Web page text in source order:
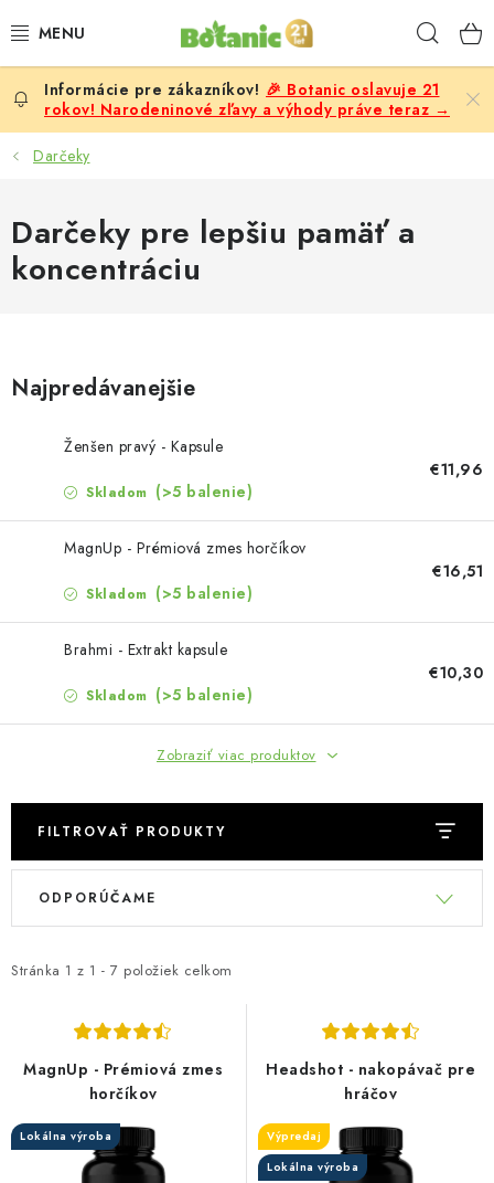
na
PREMIUM
DOPLNKY STRAVY
POTRAVINY A NÁPOJE
ZLOŽKY
OSTATNÉ
Prečo Botanic?
Kontakty
🎉 Botanic oslavuje 21
rokov! Narodeninové zľavy a výhody práve teraz →
Darčeky
Darčeky pre lepšiu pamäť a
koncentráciu
Najpredávanejšie
Ženšen pravý - Kapsule
Skladom (>5 balenie)
€11,96
MagnUp - Prémiová zmes horčíkov
Skladom (>5 balenie)
€16,51
Brahmi - Extrakt kapsule
Skladom (>5 balenie)
€10,30
Zobraziť viac produktov
FILTROVAŤ PRODUKTY
V
i
d
u
Stránka 1 z 1 - 7 položiek celkom
R
e
e
r
o
ODPORÚČAME
MagnUp - Prémiová zmes
horčíkov
Lokálna výroba
Headshot - nakopávač pre
hráčov
Výpredaj
Lokálna výroba